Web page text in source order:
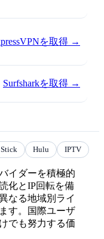
を取得 →
From $1.99/mo · unlimited
Surfsharkを取得 →
Hulu IPTV
イダーを積極的
化とIP回転を備
なる地域別ライ
す。国際ユーザ
でも努力する価